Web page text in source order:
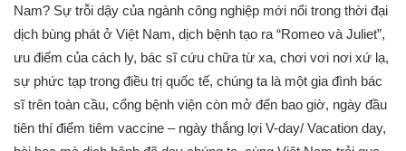
Nam? Sự trỗi dậy của ngành công nghiệp mới nổi trong thời đại
dịch bùng phát ở Việt Nam, dịch bệnh tạo ra “Romeo và Juliet”,
ưu điểm của cách ly, bác sĩ cứu chữa từ xa, chơi vơi nơi xứ lạ,
sự phức tạp trong điều trị quốc tế, chúng ta là một gia đình bác
sĩ trên toàn cầu, cổng bệnh viện còn mở đến bao giờ, ngày đầu
tiên thí điểm tiêm vaccine – ngày thắng lợi V-day/ Vacation day,